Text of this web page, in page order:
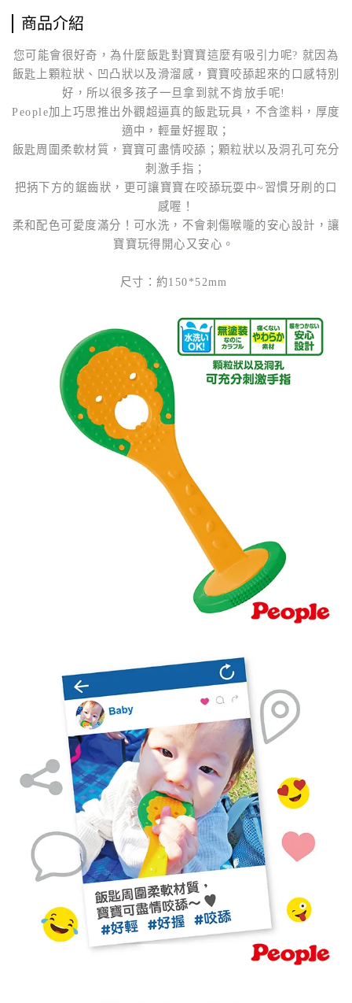
商品介紹
您可能會很好奇，為什麼飯匙對寶寶這麼有吸引力呢? 就因為
飯匙上顆粒狀、凹凸狀以及滑溜感，寶寶咬舔起來的口感特別
好，所以很多孩子一旦拿到就不肯放手呢!
People加上巧思推出外觀超逼真的飯匙玩具，不含塗料，厚度
適中，輕量好握取；
飯匙周圍柔軟材質，寶寶可盡情咬舔；顆粒狀以及洞孔可充分
刺激手指；
把抦下方的鋸齒狀，更可讓寶寶在咬舔玩耍中~習慣牙刷的口
感喔！
柔和配色可愛度滿分！可水洗，不會刺傷喉嚨的安心設計，讓
寶寶玩得開心又安心。
尺寸：約150*52mm